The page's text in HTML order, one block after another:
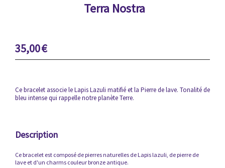
Terra Nostra
35,00€
Ce bracelet associe le Lapis Lazuli matifié et la Pierre de lave. Tonalité de
bleu intense qui rappelle notre planète Terre.
Description
Ce bracelet est composé de pierres naturelles de Lapis lazuli, de pierre de
lave et d'un charms couleur bronze antique.